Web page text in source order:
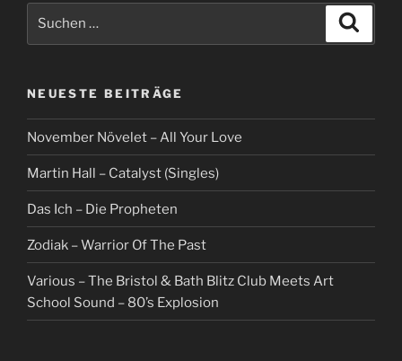
NEUESTE BEITRÄGE
November Növelet – All Your Love
Martin Hall – Catalyst (Singles)
Das Ich – Die Propheten
Zodiak – Warrior Of The Past
Various – The Bristol & Bath Blitz Club Meets Art
School Sound – 80’s Explosion